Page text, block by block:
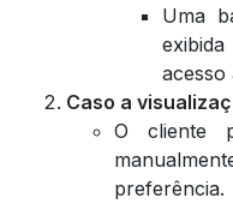
Uma
acesso
Caso a
O cliente
preferência.